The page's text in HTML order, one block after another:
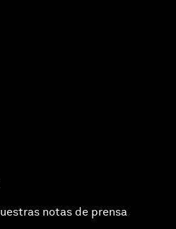
notas de prensa